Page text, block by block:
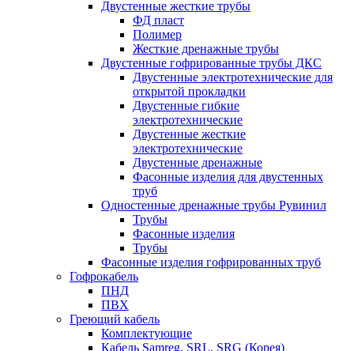
Двустенные жесткие трубы
ФД пласт
Полимер
Жесткие дренажные трубы
Двустенные гофрированные трубы ДКС
Двустенные электротехнические для
открытой прокладки
Двустенные гибкие
электротехнические
Двустенные жесткие
электротехнические
Двустенные дренажные
Фасонные изделия для двустенных
труб
Одностенные дренажные трубы Рувинил
Трубы
Фасонные изделия
Трубы
Фасонные изделия гофрированных труб
Гофрокабель
ПНД
ПВХ
Греющий кабель
Комплектующие
Кабель Samreg, SRL, SRG (Корея)